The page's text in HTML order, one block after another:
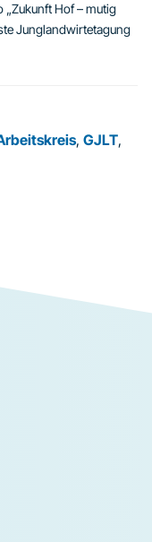
Hof – mutig
Junglandwirtetagung
, GJLT,